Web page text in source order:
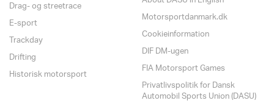
Drag- og streetrace
E-sport
Trackday
Drifting
Historisk motorsport
Motorsportdanmark.dk
Cookieinformation
DIF DM-ugen
FIA Motorsport Games
Privatlivspolitik for Dansk
Automobil Sports Union (DASU)